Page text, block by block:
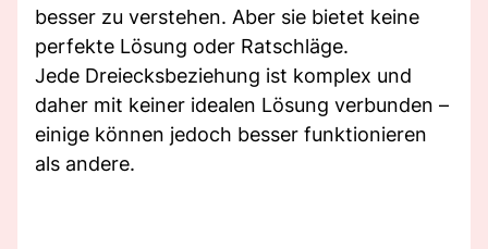
besser zu verstehen. Aber sie bietet keine
perfekte Lösung oder Ratschläge.
Jede Dreiecksbeziehung ist komplex und
daher mit keiner idealen Lösung verbunden –
einige können jedoch besser funktionieren
als andere.